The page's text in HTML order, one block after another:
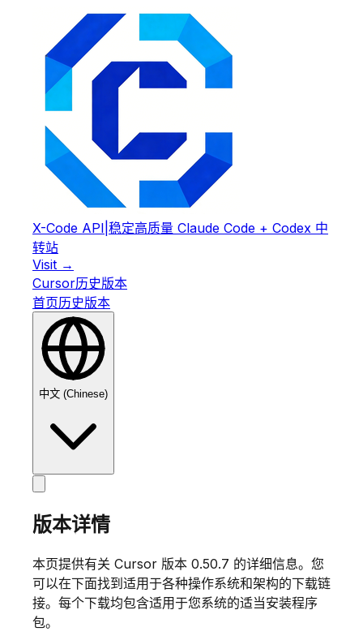
X-Code API 稳定高质量 Claude Code + Codex 中
转站
Visit →
Cursor历史版本
首页历史版本
中文 (Chinese)
版本详情
本页提供有关 Cursor 版本 0.50.7 的详细信息。您
可以在下面找到适用于各种操作系统和架构的下载链
接。每个下载均包含适用于您系统的适当安装程序
包。